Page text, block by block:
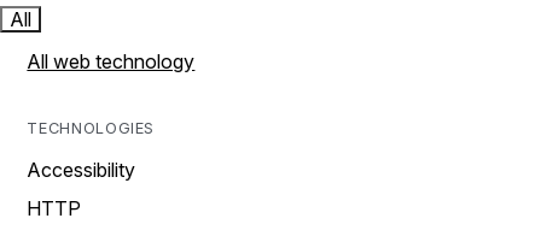
All
All web technology
TECHNOLOGIES
Accessibility
HTTP